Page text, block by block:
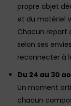
propre objet
et du matériel
Chacun repart
selon ses
reconnecter à
Du 24 au 30
Un moment
chacun